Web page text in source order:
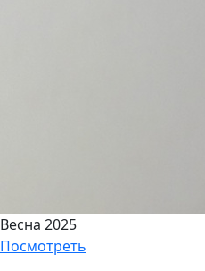
Весна 2025
Посмотреть